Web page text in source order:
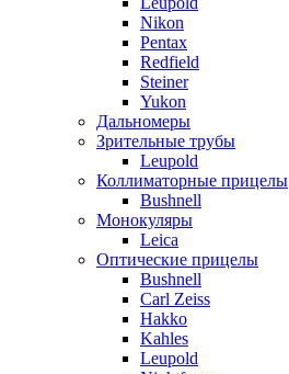
Nikon
Pentax
Redfield
Steiner
Yukon
Дальномеры
Зрительные трубы
Leupold
Коллиматорные прицелы
Bushnell
Монокуляры
Leica
Оптические прицелы
Bushnell
Carl Zeiss
Hakko
Kahles
Leupold